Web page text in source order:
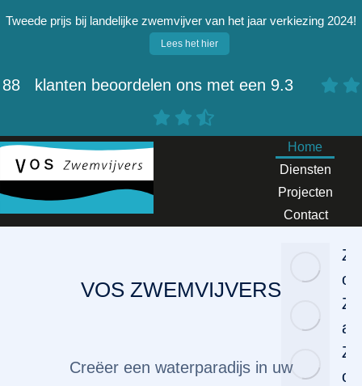
Tweede prijs bij landelijke zwemvijver van het jaar verkiezing 2024!
Lees het hier
88 klanten beoordelen ons met een 9.3
Home
Diensten
Projecten
Contact
VOS ZWEMVIJVERS
Creëer een waterparadijs in uw